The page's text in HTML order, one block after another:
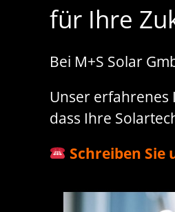
für Ihre
Bei M+S Solar
Unser erfahrenes
dass Ihre
Schreiben Sie